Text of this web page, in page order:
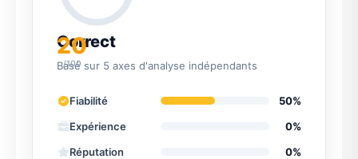
20
/100
Correct
Basé sur 5 axes d'analyse indépendants
Fiabilité
50%
Expérience
0%
Réputation
0%